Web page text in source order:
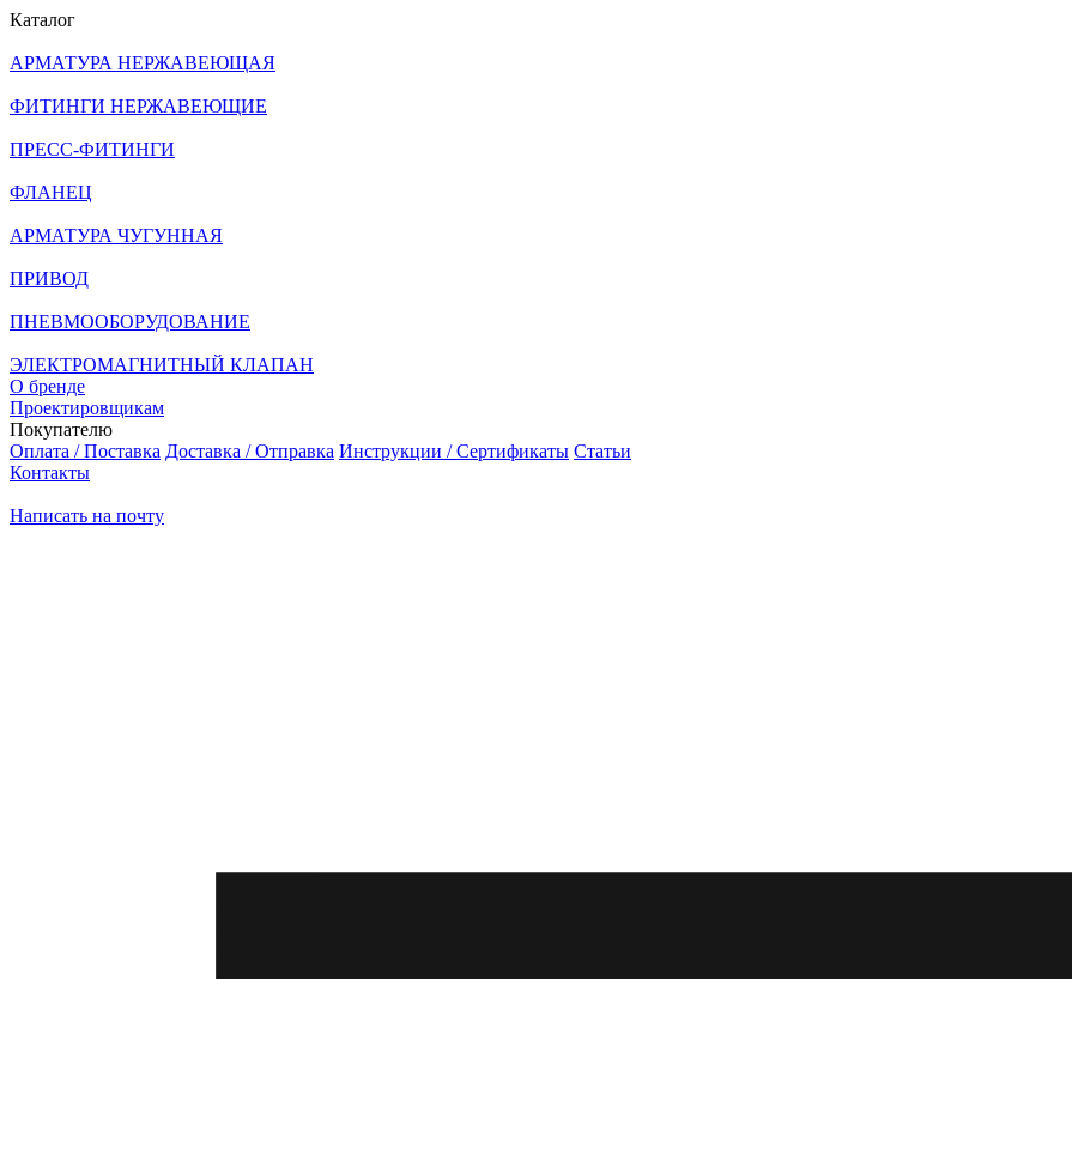
Каталог
АРМАТУРА НЕРЖАВЕЮЩАЯ
ФИТИНГИ НЕРЖАВЕЮЩИЕ
ПРЕСС-ФИТИНГИ
ФЛАНЕЦ
АРМАТУРА ЧУГУННАЯ
ПРИВОД
ПНЕВМООБОРУДОВАНИЕ
ЭЛЕКТРОМАГНИТНЫЙ КЛАПАН
О бренде
Проектировщикам
Покупателю
Оплата / Поставка Доставка / Отправка Инструкции / Сертификаты Статьи
Контакты
Написать на почту